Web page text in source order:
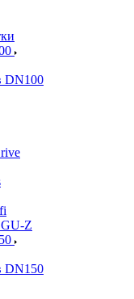
DN100
Z
DN150